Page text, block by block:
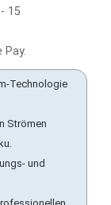
15
Pay.
Technologie
Strömen
und